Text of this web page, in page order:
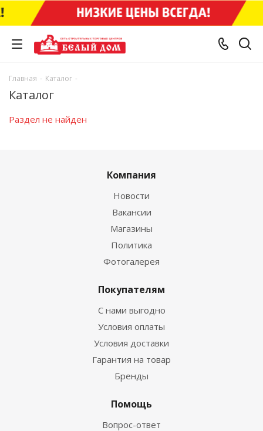
Главная - Каталог -
Каталог
Раздел не найден
Компания
Новости
Вакансии
Магазины
Политика
Фотогалерея
Покупателям
С нами выгодно
Условия оплаты
Условия доставки
Гарантия на товар
Бренды
Помощь
Вопрос-ответ